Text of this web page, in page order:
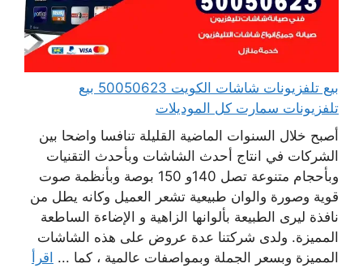
بيع تلفزيونات شاشات الكويت 50050623 بيع
تلفزيونات سمارت كل الموديلات
أصبح خلال السنوات الماضية القليلة تنافسا واضحا بين
الشركات في انتاج أحدث الشاشات وبأحدث التقنيات
وبأحجام متنوعة تصل 140و 150 بوصة وبأنظمة صوت
قوية وصورة والوان طبيعية تشعر العميل وكانه يطل من
نافذة ليرى الطبيعة بألوانها الزاهية و الإضاءة الساطعة
المميزة. ولدى شركتنا عدة عروض على هذه الشاشات
المميزة وبسعر الجملة وبمواصفات عالمية ، كما ... اقرأ